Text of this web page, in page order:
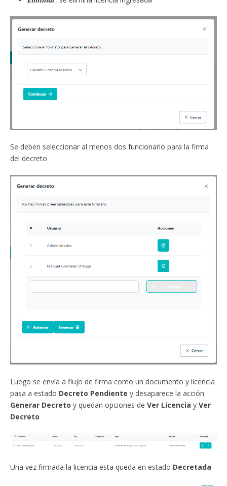
Se deben seleccionar al menos dos funcionario para la firma
del decreto
Luego se envía a flujo de firma como un documento y licencia
pasa a estado Decreto Pendiente y desaparece la acción
Generar Decreto y quedan opciones de Ver Licencia y Ver
Decreto
Una vez firmada la licencia esta queda en estado Decretada